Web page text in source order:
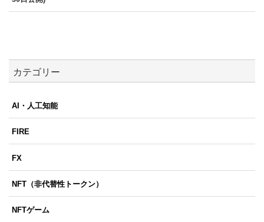
カテゴリー
AI・人工知能
FIRE
FX
NFT（非代替性トークン）
NFTゲーム